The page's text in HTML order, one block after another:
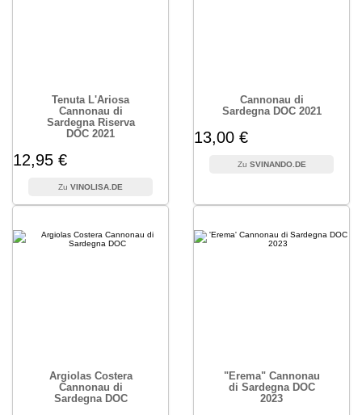
Tenuta L'Ariosa
Cannonau di
Sardegna Riserva
DOC 2021
12,95 €
VINOLISA.DE
Cannonau di
Sardegna DOC 2021
13,00 €
SVINANDO.DE
Argiolas Costera
Cannonau di
Sardegna DOC
"Erema" Cannonau
di Sardegna DOC
2023